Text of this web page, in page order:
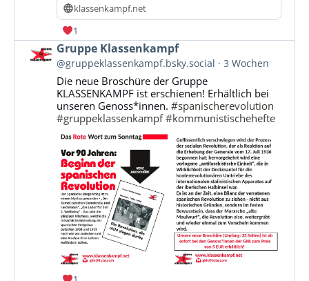
klassenkampf.net
1
Beitrag
von
Gruppe
Klassenkampf
Bluesky
ansehen
Gruppe Klassenkampf
@gruppeklassenkampf.bsky.social 3 Wochen
Die neue Broschüre der Gruppe
KLASSENKAMPF ist erschienen! Erhältlich bei
unseren Genoss*innen.#spanischerevolution
#gruppeklassenkampf #kommunistischehefte